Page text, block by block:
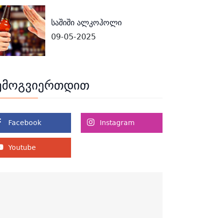
საშიში ალკოჰოლი
09-05-2025
Facebook Instagram
Youtube